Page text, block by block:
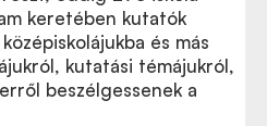
keretében kutatók
és más
kutatási témájukról,
beszélgessenek a